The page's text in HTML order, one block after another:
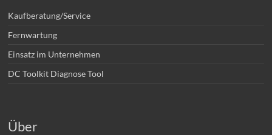
Kaufberatung/Service
Fernwartung
Einsatz im Unternehmen
DC Toolkit Diagnose Tool
Über